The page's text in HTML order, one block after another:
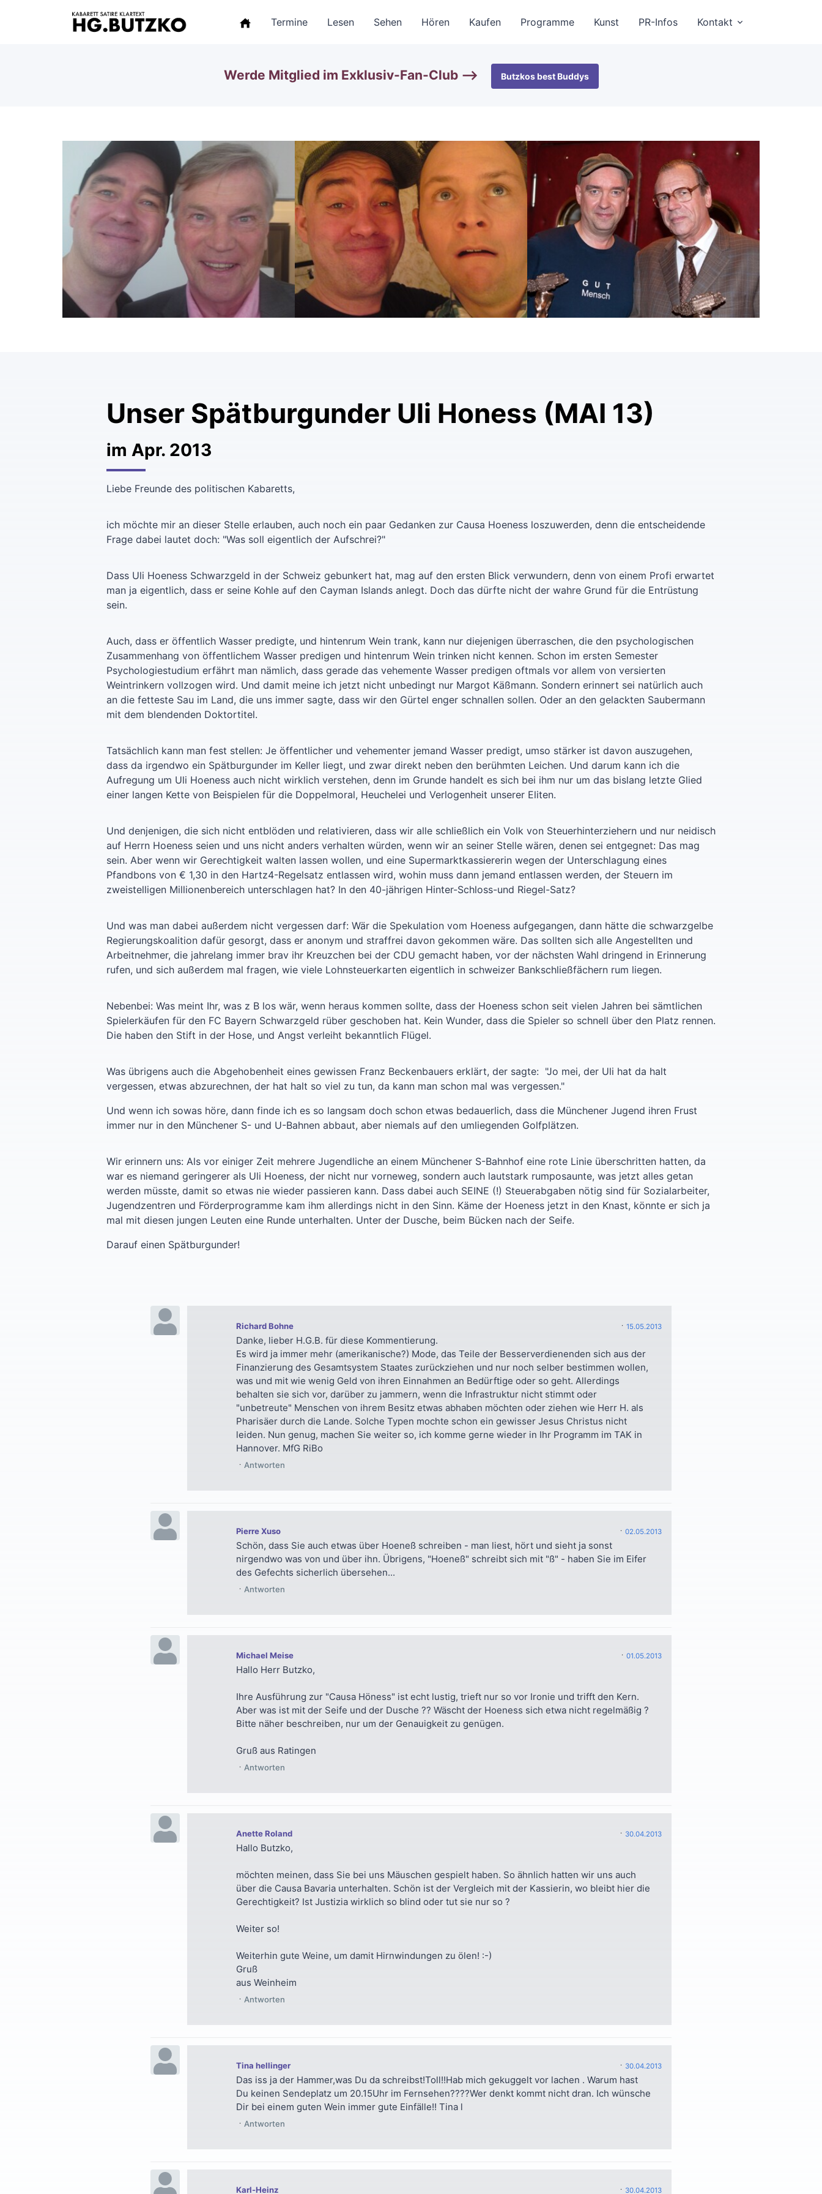
Termine Lesen Sehen Hören Kaufen Programme Kunst PR-Infos Kontakt
Werde Mitglied im Exklusiv-Fan-Club —> Butzkos best Buddys
Unser Spätburgunder Uli Honess (MAI 13)
im Apr. 2013
Liebe Freunde des politischen Kabaretts,
ich möchte mir an dieser Stelle erlauben, auch noch ein paar Gedanken zur Causa Hoeness loszuwerden, denn die entscheidende
Frage dabei lautet doch: "Was soll eigentlich der Aufschrei?"
Dass Uli Hoeness Schwarzgeld in der Schweiz gebunkert hat, mag auf den ersten Blick verwundern, denn von einem Profi erwartet
man ja eigentlich, dass er seine Kohle auf den Cayman Islands anlegt. Doch das dürfte nicht der wahre Grund für die Entrüstung
sein.
Auch, dass er öffentlich Wasser predigte, und hintenrum Wein trank, kann nur diejenigen überraschen, die den psychologischen
Zusammenhang von öffentlichem Wasser predigen und hintenrum Wein trinken nicht kennen. Schon im ersten Semester
Psychologiestudium erfährt man nämlich, dass gerade das vehemente Wasser predigen oftmals vor allem von versierten
Weintrinkern vollzogen wird. Und damit meine ich jetzt nicht unbedingt nur Margot Käßmann. Sondern erinnert sei natürlich auch
an die fetteste Sau im Land, die uns immer sagte, dass wir den Gürtel enger schnallen sollen. Oder an den gelackten Saubermann
mit dem blendenden Doktortitel.
Tatsächlich kann man fest stellen: Je öffentlicher und vehementer jemand Wasser predigt, umso stärker ist davon auszugehen,
dass da irgendwo ein Spätburgunder im Keller liegt, und zwar direkt neben den berühmten Leichen. Und darum kann ich die
Aufregung um Uli Hoeness auch nicht wirklich verstehen, denn im Grunde handelt es sich bei ihm nur um das bislang letzte Glied
einer langen Kette von Beispielen für die Doppelmoral, Heuchelei und Verlogenheit unserer Eliten.
Und denjenigen, die sich nicht entblöden und relativieren, dass wir alle schließlich ein Volk von Steuerhinterziehern und nur neidisch
auf Herrn Hoeness seien und uns nicht anders verhalten würden, wenn wir an seiner Stelle wären, denen sei entgegnet: Das mag
sein. Aber wenn wir Gerechtigkeit walten lassen wollen, und eine Supermarktkassiererin wegen der Unterschlagung eines
Pfandbons von € 1,30 in den Hartz4-Regelsatz entlassen wird, wohin muss dann jemand entlassen werden, der Steuern im
zweistelligen Millionenbereich unterschlagen hat? In den 40-jährigen Hinter-Schloss-und Riegel-Satz?
Und was man dabei außerdem nicht vergessen darf: Wär die Spekulation vom Hoeness aufgegangen, dann hätte die schwarzgelbe
Regierungskoalition dafür gesorgt, dass er anonym und straffrei davon gekommen wäre. Das sollten sich alle Angestellten und
Arbeitnehmer, die jahrelang immer brav ihr Kreuzchen bei der CDU gemacht haben, vor der nächsten Wahl dringend in Erinnerung
rufen, und sich außerdem mal fragen, wie viele Lohnsteuerkarten eigentlich in schweizer Bankschließfächern rum liegen.
Nebenbei: Was meint Ihr, was z B los wär, wenn heraus kommen sollte, dass der Hoeness schon seit vielen Jahren bei sämtlichen
Spielerkäufen für den FC Bayern Schwarzgeld rüber geschoben hat. Kein Wunder, dass die Spieler so schnell über den Platz rennen.
Die haben den Stift in der Hose, und Angst verleiht bekanntlich Flügel.
Was übrigens auch die Abgehobenheit eines gewissen Franz Beckenbauers erklärt, der sagte: "Jo mei, der Uli hat da halt
vergessen, etwas abzurechnen, der hat halt so viel zu tun, da kann man schon mal was vergessen."
Und wenn ich sowas höre, dann finde ich es so langsam doch schon etwas bedauerlich, dass die Münchener Jugend ihren Frust
immer nur in den Münchener S- und U-Bahnen abbaut, aber niemals auf den umliegenden Golfplätzen.
Wir erinnern uns: Als vor einiger Zeit mehrere Jugendliche an einem Münchener S-Bahnhof eine rote Linie überschritten hatten, da
war es niemand geringerer als Uli Hoeness, der nicht nur vorneweg, sondern auch lautstark rumposaunte, was jetzt alles getan
werden müsste, damit so etwas nie wieder passieren kann. Dass dabei auch SEINE (!) Steuerabgaben nötig sind für Sozialarbeiter,
Jugendzentren und Förderprogramme kam ihm allerdings nicht in den Sinn. Käme der Hoeness jetzt in den Knast, könnte er sich ja
mal mit diesen jungen Leuten eine Runde unterhalten. Unter der Dusche, beim Bücken nach der Seife.
Darauf einen Spätburgunder!
Richard Bohne 15.05.2013
Danke, lieber H.G.B. für diese Kommentierung.
Es wird ja immer mehr (amerikanische?) Mode, das Teile der Besserverdienenden sich aus der
Finanzierung des Gesamtsystem Staates zurückziehen und nur noch selber bestimmen wollen,
was und mit wie wenig Geld von ihren Einnahmen an Bedürftige oder so geht. Allerdings
behalten sie sich vor, darüber zu jammern, wenn die Infrastruktur nicht stimmt oder
"unbetreute" Menschen von ihrem Besitz etwas abhaben möchten oder ziehen wie Herr H. als
Pharisäer durch die Lande. Solche Typen mochte schon ein gewisser Jesus Christus nicht
leiden. Nun genug, machen Sie weiter so, ich komme gerne wieder in Ihr Programm im TAK in
Hannover. MfG RiBo
Antworten
Pierre Xuso 02.05.2013
Schön, dass Sie auch etwas über Hoeneß schreiben - man liest, hört und sieht ja sonst
nirgendwo was von und über ihn. Übrigens, "Hoeneß" schreibt sich mit "ß" - haben Sie im Eifer
des Gefechts sicherlich übersehen...
Antworten
Michael Meise 01.05.2013
Hallo Herr Butzko,
Ihre Ausführung zur "Causa Höness" ist echt lustig, trieft nur so vor Ironie und trifft den Kern.
Aber was ist mit der Seife und der Dusche ?? Wäscht der Hoeness sich etwa nicht regelmäßig ?
Bitte näher beschreiben, nur um der Genauigkeit zu genügen.
Gruß aus Ratingen
Antworten
Anette Roland 30.04.2013
Hallo Butzko,
möchten meinen, dass Sie bei uns Mäuschen gespielt haben. So ähnlich hatten wir uns auch
über die Causa Bavaria unterhalten. Schön ist der Vergleich mit der Kassierin, wo bleibt hier die
Gerechtigkeit? Ist Justizia wirklich so blind oder tut sie nur so ?
Weiter so!
Weiterhin gute Weine, um damit Hirnwindungen zu ölen! :-)
Gruß
aus Weinheim
Antworten
Tina hellinger 30.04.2013
Das iss ja der Hammer,was Du da schreibst!Toll!!Hab mich gekuggelt vor lachen . Warum hast
Du keinen Sendeplatz um 20.15Uhr im Fernsehen????Wer denkt kommt nicht dran. Ich wünsche
Dir bei einem guten Wein immer gute Einfälle!! Tina l
Antworten
Karl-Heinz 30.04.2013